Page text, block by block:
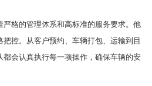
格的管理体系和高标准的服务要求。他
控。从客户预约、车辆打包、运输到目
都会认真执行每一项操作，确保车辆的安